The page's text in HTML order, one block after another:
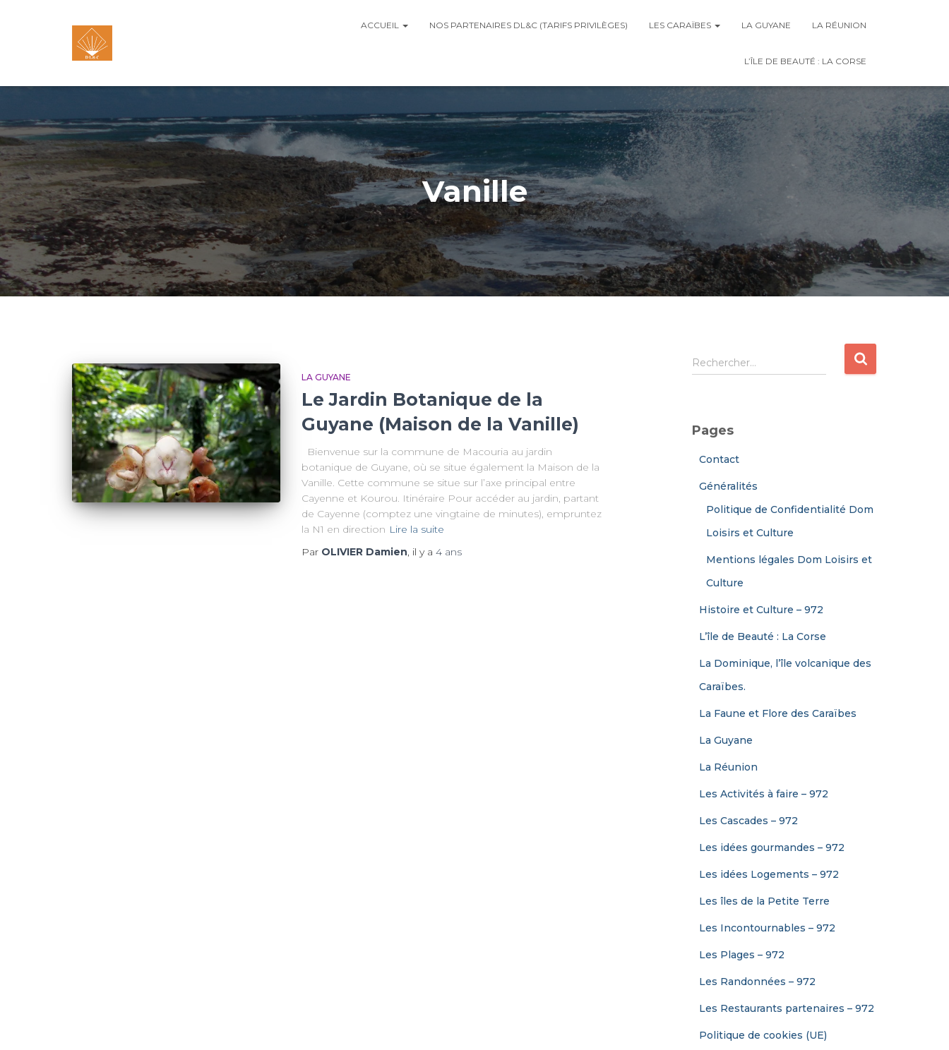
ACCUEIL NOS PARTENAIRES DL&C (TARIFS PRIVILÈGES) LES CARAÏBES LA GUYANE LA RÉUNION
L’ÎLE DE BEAUTÉ : LA CORSE
Vanille
LA GUYANE
Le Jardin Botanique de la
Guyane (Maison de la Vanille)
Bienvenue sur la commune de Macouria au jardin
botanique de Guyane, où se situe également la Maison de la
Vanille. Cette commune se situe sur l’axe principal entre
Cayenne et Kourou. Itinéraire Pour accéder au jardin, partant
de Cayenne (comptez une vingtaine de minutes), empruntez
la N1 en direction Lire la suite
Par OLIVIER Damien, il y a 4 ans
R
e
r
Rechercher…
Pages
Contact
Généralités
Politique de Confidentialité Dom
Loisirs et Culture
Mentions légales Dom Loisirs et
Culture
Histoire et Culture – 972
L’île de Beauté : La Corse
La Dominique, l’île volcanique des
Caraïbes.
La Faune et Flore des Caraïbes
La Guyane
La Réunion
Les Activités à faire – 972
Les Cascades – 972
Les idées gourmandes – 972
Les idées Logements – 972
Les îles de la Petite Terre
Les Incontournables – 972
Les Plages – 972
Les Randonnées – 972
Les Restaurants partenaires – 972
Politique de cookies (UE)